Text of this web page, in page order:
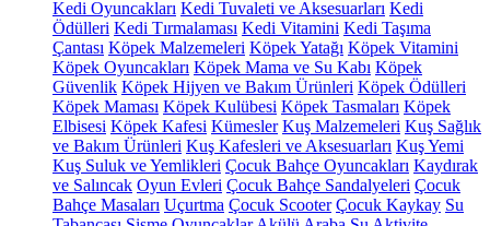
Kedi Oyuncakları Kedi Tuvaleti ve Aksesuarları Kedi
Ödülleri Kedi Tırmalaması Kedi Vitamini Kedi Taşıma
Çantası Köpek Malzemeleri Köpek Yatağı Köpek Vitamini
Köpek Oyuncakları Köpek Mama ve Su Kabı Köpek
Güvenlik Köpek Hijyen ve Bakım Ürünleri Köpek Ödülleri
Köpek Maması Köpek Kulübesi Köpek Tasmaları Köpek
Elbisesi Köpek Kafesi Kümesler Kuş Malzemeleri Kuş Sağlık
ve Bakım Ürünleri Kuş Kafesleri ve Aksesuarları Kuş Yemi
Kuş Suluk ve Yemlikleri Çocuk Bahçe Oyuncakları Kaydırak
ve Salıncak Oyun Evleri Çocuk Bahçe Sandalyeleri Çocuk
Bahçe Masaları Uçurtma Çocuk Scooter Çocuk Kaykay Su